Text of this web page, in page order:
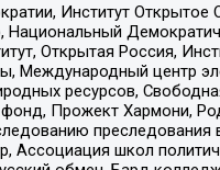
Институт
Открытая Россия,
Международный центр
ресурсов,
Прожект Хармони,
Ассоциация школ